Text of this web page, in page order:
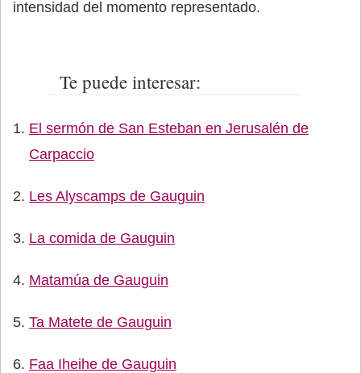
intensidad del momento representado.
Te puede interesar:
El sermón de San Esteban en Jerusalén de
Carpaccio
Les Alyscamps de Gauguin
La comida de Gauguin
Matamúa de Gauguin
Ta Matete de Gauguin
Faa Iheihe de Gauguin